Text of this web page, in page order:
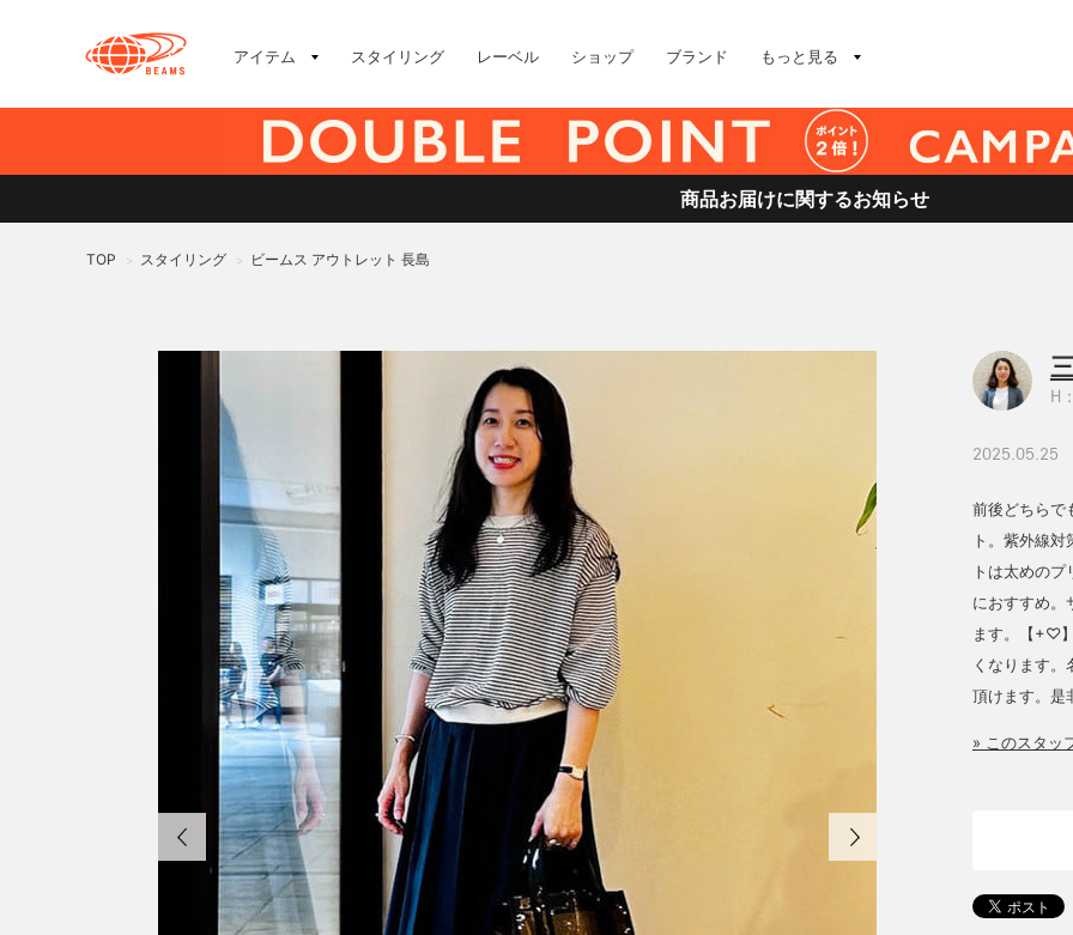
アイテム スタイリング レーベル ショップ ブランド もっと見る
商品お届けに関するお知らせ
TOP > スタイリング > ビームス アウトレット 長島
H
2025.05.25
前後どちらで
ト。紫外線
トは太めの
におすすめ。
ます。【+♡
くなります
頂けます。是
» このスタッ